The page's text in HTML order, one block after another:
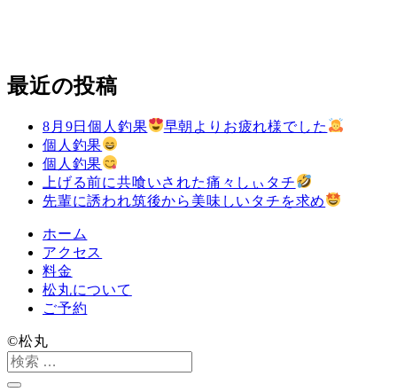
最近の投稿
8月9日個人釣果
早朝よりお疲れ様でした
個人釣果
個人釣果
上げる前に共喰いされた痛々しぃタチ
先輩に誘われ筑後から美味しいタチを求め
ホーム
アクセス
料金
松丸について
ご予約
©️松丸
検
索